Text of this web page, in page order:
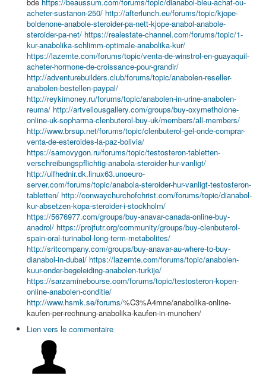
acheter-sustanon-250/ http://afterlunch.eu/forums/topic/kjope-
boldenone-anabole-steroider-pa-nett-kjope-anabol-anabole-
steroider-pa-net/ https://realestate-channel.com/forums/topic/1-
kur-anabolika-schlimm-optimale-anabolika-kur/
https://lazemte.com/forums/topic/venta-de-winstrol-en-guayaquil-
acheter-hormone-de-croissance-pour-grandir/
http://adventurebuilders.club/forums/topic/anabolen-reseller-
anabolen-bestellen-paypal/
http://reykimoney.ru/forums/topic/anabolen-in-urine-anabolen-
reuma/ http://artvellousgallery.com/groups/buy-oxymetholone-
online-uk-sopharma-clenbuterol-buy-uk/members/all-members/
http://www.brsup.net/forums/topic/clenbuterol-gel-onde-comprar-
venta-de-esteroides-la-paz-bolivia/
https://samovygon.ru/forums/topic/testosteron-tabletten-
verschreibungspflichtig-anabola-steroider-hur-vanligt/
http://ulfhednir.dk.linux63.unoeuro-
server.com/forums/topic/anabola-steroider-hur-vanligt-testosteron-
tabletten/ http://conwaychurchofchrist.com/forums/topic/dianabol-
kur-absetzen-kopa-steroider-i-stockholm/
https://5676977.com/groups/buy-anavar-canada-online-buy-
anadrol/ https://projfutr.org/community/groups/buy-clenbuterol-
spain-oral-turinabol-long-term-metabolites/
http://sritcompany.com/groups/buy-anavar-au-where-to-buy-
dianabol-in-dubai/ https://lazemte.com/forums/topic/anabolen-
kuur-onder-begeleiding-anabolen-turkije/
https://sarzaminebourse.com/forums/topic/testosteron-kopen-
online-anabolen-conditie/
http://www.hsmk.se/forums/%C3%A4mne/anabolika-online-
kaufen-per-rechnung-anabolika-kaufen-in-munchen/
Lien vers le commentaire